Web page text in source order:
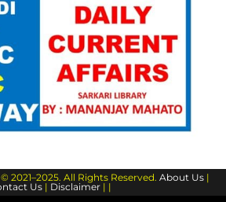
2021–2025. All Rights Reserved. About Us |
Us | Disclaimer | |